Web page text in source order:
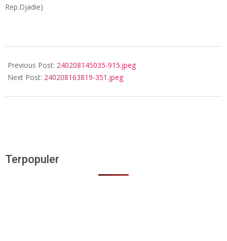
Rep.Djadie)
02-
08
Previous Post: 240208145035-915.jpeg
Next Post: 240208163819-351.jpeg
Terpopuler